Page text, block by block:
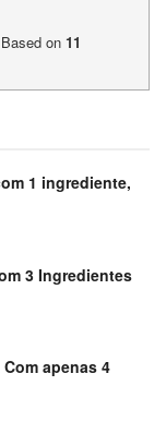
Based on 11
1 ingrediente,
3 Ingredientes
apenas 4